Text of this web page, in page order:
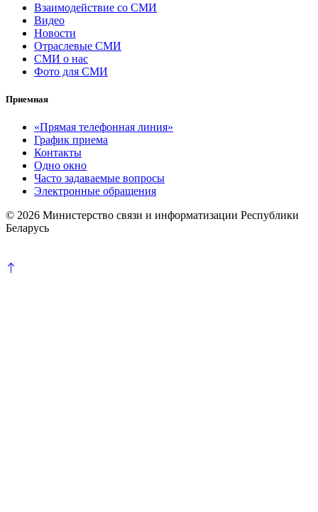
Взаимодействие со СМИ
Видео
Новости
Отраслевые СМИ
СМИ о нас
Фото для СМИ
Приемная
«Прямая телефонная линия»
График приема
Контакты
Одно окно
Часто задаваемые вопросы
Электронные обращения
© 2026 Министерство связи и информатизации Республики
Беларусь